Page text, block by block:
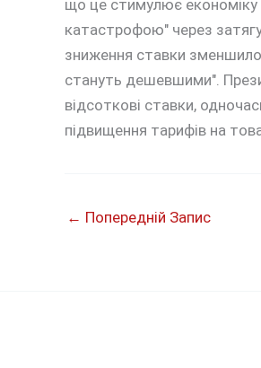
що це стимулює
катастрофою" через
зниження ставки зменшило
стануть дешевшими".
відсоткові ставки,
підвищення тарифів на
← Попередній Запис